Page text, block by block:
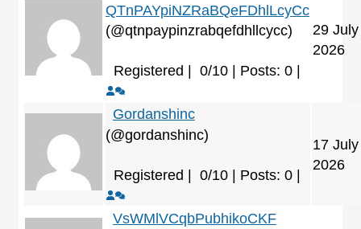
QTnPAYpiNZRaBQeFDhlLcyCc
(@qtnpaypinzrabqefdhllcycc)
Registered | 0/10 | Posts: 0|
29 July
2026
Gordanshinc
(@gordanshinc)
Registered | 0/10 | Posts: 0|
17 July
2026
VsWMlVCqbPubhikoCKF